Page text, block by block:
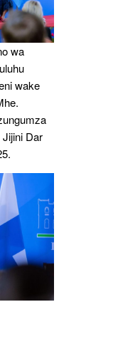
wa
wake
Dar